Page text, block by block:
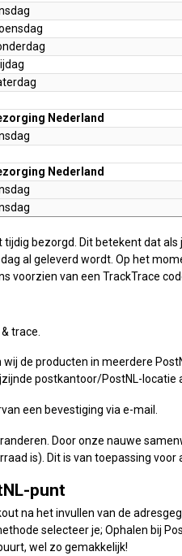
Nederland
Nederland
bezorgd. Dit betekent dat
al geleverd wordt. Op het
voorzien van een TrackTrace
trace.
de producten in meerdere
postkantoor/PostNL-locatie
een bevestiging via e-mail.
Door onze nauwe
is). Dit is van toepassing voor
punt
na het invullen van de
selecteer je; Ophalen bij
wel zo gemakkelijk!